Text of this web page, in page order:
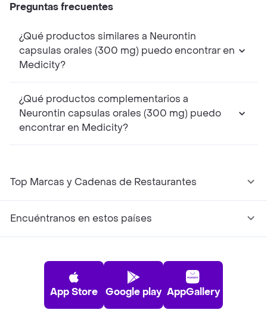
Preguntas frecuentes
¿Qué productos similares a Neurontin
capsulas orales (300 mg) puedo encontrar en
Medicity?
¿Qué productos complementarios a
Neurontin capsulas orales (300 mg) puedo
encontrar en Medicity?
Top Marcas y Cadenas de Restaurantes
Encuéntranos en estos países
App Store Google play AppGallery